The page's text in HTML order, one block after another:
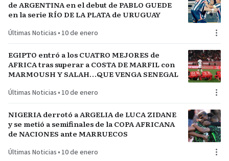
de ARGENTINA en el debut de PABLO GUEDE
en la serie RÍO DE LA PLATA de URUGUAY
Últimas Noticias • 10 de enero
EGIPTO entró a los CUATRO MEJORES de
AFRICA tras superar a COSTA DE MARFIL con
MARMOUSH Y SALAH…QUE VENGA SENEGAL
Últimas Noticias • 10 de enero
NIGERIA derrotó a ARGELIA de LUCA ZIDANE
y se metió a semifinales de la COPA AFRICANA
de NACIONES ante MARRUECOS
Últimas Noticias • 10 de enero